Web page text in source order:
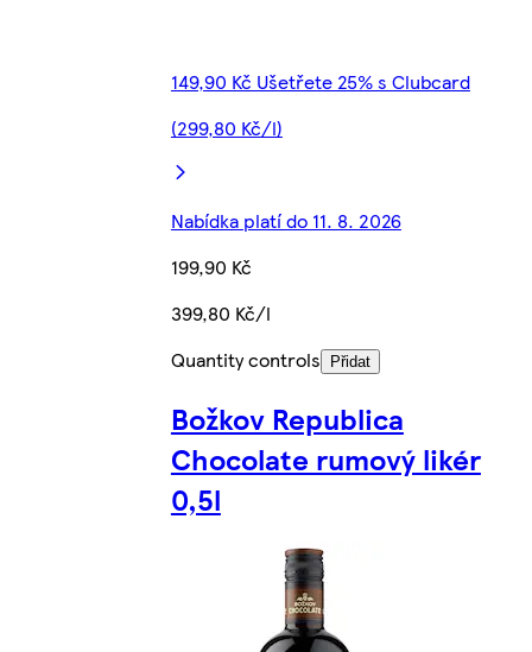
149,90 Kč Ušetřete 25% s Clubcard
(299,80 Kč/l)
Nabídka platí do 11. 8. 2026
199,90 Kč
399,80 Kč/l
Quantity controls
Přidat
Božkov Republica
Chocolate rumový likér
0,5l